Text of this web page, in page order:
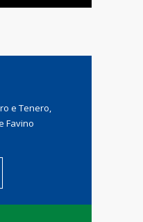
e Tenero,
Favino